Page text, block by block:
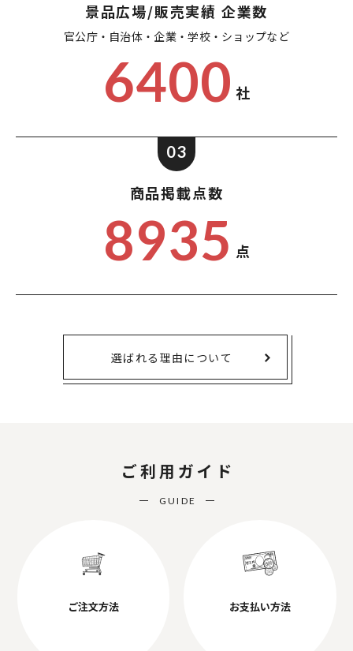
景品広場/販売実績 企業数
官公庁・自治体・企業・学校・ショップなど
6400 社
03
商品掲載点数
8935 点
選ばれる理由について
ご利用ガイド
GUIDE
ご注文方法 お支払い方法